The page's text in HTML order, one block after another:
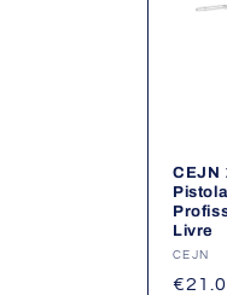
CEJN
Livre
CEJN